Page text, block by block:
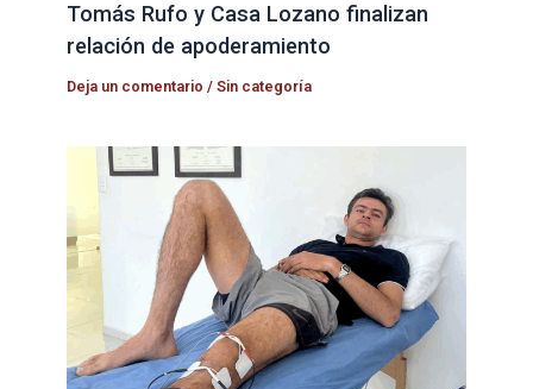
Tomás Rufo y Casa Lozano finalizan
relación de apoderamiento
Deja un comentario /Sin categoría